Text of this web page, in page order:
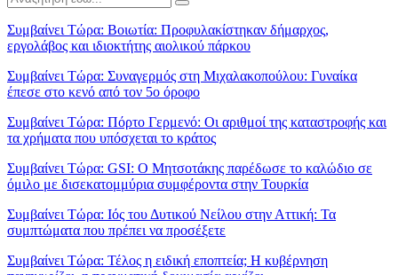
Συμβαίνει Τώρα: Βοιωτία: Προφυλακίστηκαν δήμαρχος,
εργολάβος και ιδιοκτήτης αιολικού πάρκου
Συμβαίνει Τώρα: Συναγερμός στη Μιχαλακοπούλου: Γυναίκα
έπεσε στο κενό από τον 5ο όροφο
Συμβαίνει Τώρα: Πόρτο Γερμενό: Οι αριθμοί της καταστροφής και
τα χρήματα που υπόσχεται το κράτος
Συμβαίνει Τώρα: GSI: Ο Μητσοτάκης παρέδωσε το καλώδιο σε
όμιλο με δισεκατομμύρια συμφέροντα στην Τουρκία
Συμβαίνει Τώρα: Ιός του Δυτικού Νείλου στην Αττική: Τα
συμπτώματα που πρέπει να προσέξετε
Συμβαίνει Τώρα: Τέλος η ειδική εποπτεία; Η κυβέρνηση